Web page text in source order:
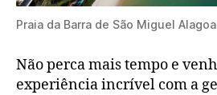
Praia da Barra de São Miguel
Não perca mais tempo e
experiência incrível com a